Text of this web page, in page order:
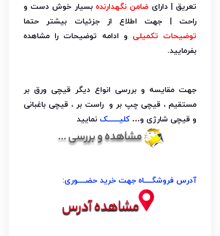
تعریق | دارای ضامن نگهدارندهبسیار خوش دست و
راحت | جهت اطلاع از جزئیات بیشتر حتما
توضیحات تکمیلی و ادامه توضیحات را مشاهده
بفرمایید.
جهت مقایسه و بررسی انواع دیگر قیچی ورق بر
مستقیم ، قیچی چپ بر و راست بر ، قیچی باغبانی
و قیچی شارژی و… کلیــــــک نمایید
آدرس فروشگــــاه جهت خرید حضــــوری: